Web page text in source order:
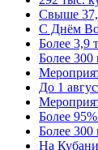
Свыше
C Днём
Более 3,9
Более 300
До 1
Более
Более 300
На